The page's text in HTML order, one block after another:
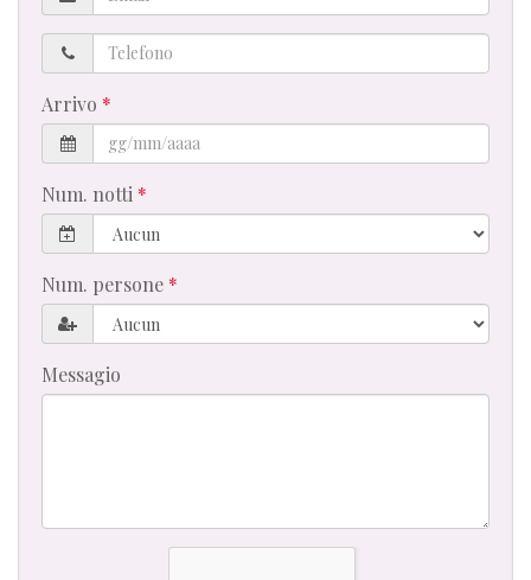
Telefono
Arrivo
Num. notti
Num. persone
Messagio